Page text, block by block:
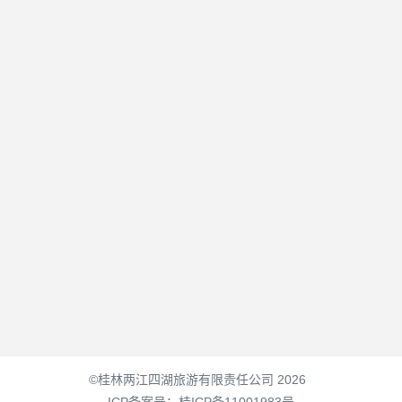
©桂林两江四湖旅游有限责任公司 2026